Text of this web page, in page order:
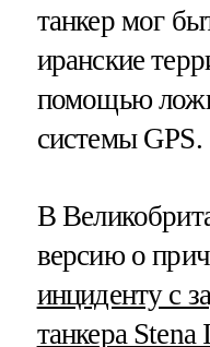
танкер мог
иранские
помощью
системы GPS.
В
версию о
инциденту с
танкера